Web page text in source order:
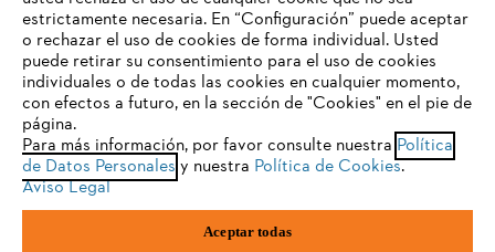
Contacto
Política tratamiento de datos personales Aviso legal
Cookies Información legal
El navegador que estás utilizando no es compatible con
nuestra página web. Para que puedas disfrutar de nuestro
contenido, utiliza uno de los siguientes navegadores:
firefox chrome
safari edge
estrictamente necesaria. En “Configuración” puede aceptar
o rechazar el uso de cookies de forma individual. Usted
puede retirar su consentimiento para el uso de cookies
individuales o de todas las cookies en cualquier momento,
con efectos a futuro, en la sección de "Cookies" en el pie de
página.
Para más información, por favor consulte nuestra Política
de Datos Personales y nuestra Política de Cookies.
Aviso Legal
Aceptar todas